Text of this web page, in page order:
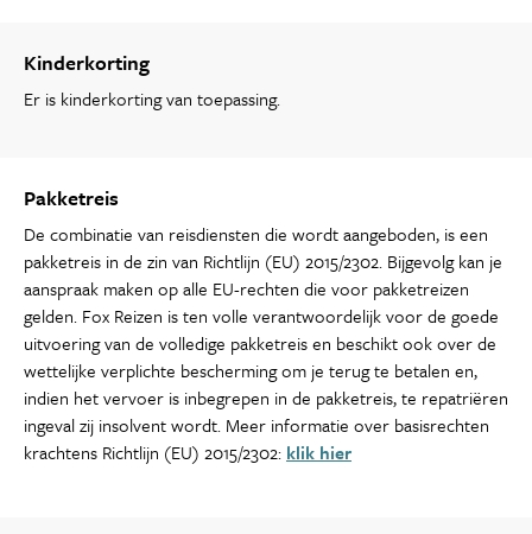
Kinderkorting
Er is kinderkorting van toepassing.
Pakketreis
De combinatie van reisdiensten die wordt aangeboden, is een
pakketreis in de zin van Richtlijn (EU) 2015/2302. Bijgevolg kan je
aanspraak maken op alle EU-rechten die voor pakketreizen
gelden. Fox Reizen is ten volle verantwoordelijk voor de goede
uitvoering van de volledige pakketreis en beschikt ook over de
wettelijke verplichte bescherming om je terug te betalen en,
indien het vervoer is inbegrepen in de pakketreis, te repatriëren
ingeval zij insolvent wordt. Meer informatie over basisrechten
krachtens Richtlijn (EU) 2015/2302: klik hier